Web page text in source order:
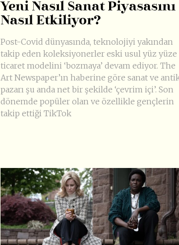
Yeni Nasıl Sanat Piyasasını
Nasıl Etkiliyor?
Post-Covid dünyasında, teknolojiyi yakından
takip eden koleksiyonerler eski usul yüz yüze
ticaret modelini ‘bozmaya’ devam ediyor. The
Art Newspaper’ın haberine göre sanat ve
pazarı şu anda net bir şekilde ‘çevrim içi’. Son
dönemde popüler olan ve özellikle gençlerin
takip ettiği TikTok